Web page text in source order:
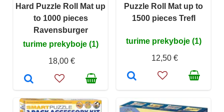
Hard Puzzle Roll Mat up
to 1000 pieces
Ravensburger
turime prekyboje (1)
18,00 €
Puzzle Roll Mat up to
1500 pieces Trefl
turime prekyboje (1)
12,50 €